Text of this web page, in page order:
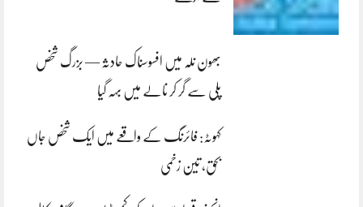
بھون نلہ میں افسوسناک حادثہ — بزرگ شخص
پلی سے گر کر نالے میں بہہ گیا
کہوٹہ: فائرنگ کے واقعے میں ایک شخص جاں
بحق، تین زخمی